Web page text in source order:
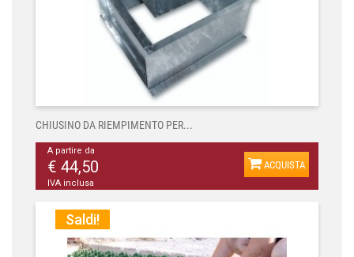
CHIUSINO DA RIEMPIMENTO PER...
A partire da
€ 44,50
IVA inclusa
ACQUISTA
Saldi!